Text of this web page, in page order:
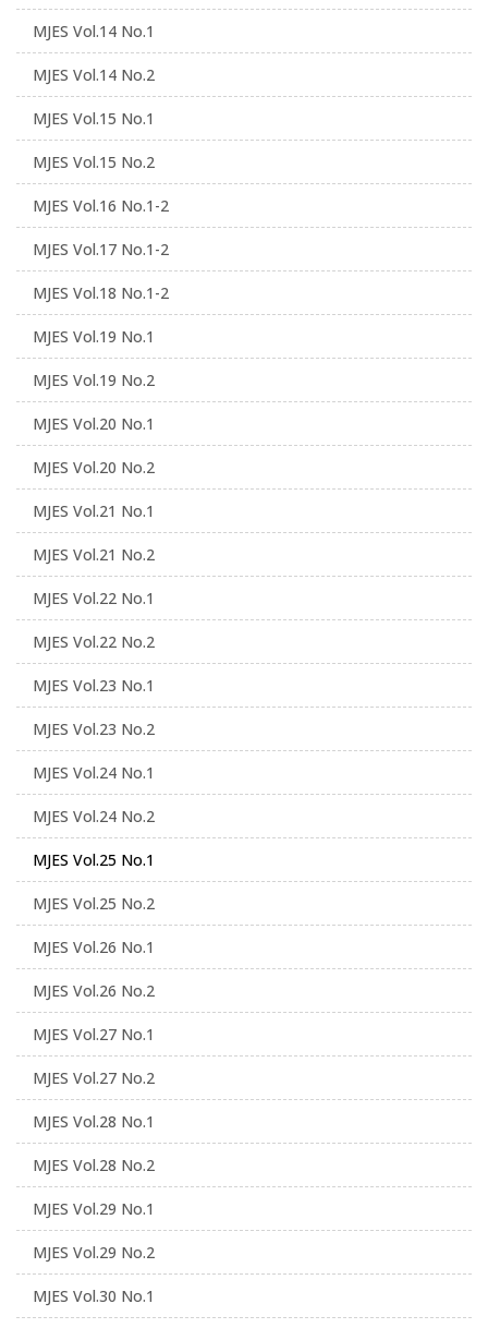
MJES Vol.14 No.1
MJES Vol.14 No.2
MJES Vol.15 No.1
MJES Vol.15 No.2
MJES Vol.16 No.1-2
MJES Vol.17 No.1-2
MJES Vol.18 No.1-2
MJES Vol.19 No.1
MJES Vol.19 No.2
MJES Vol.20 No.1
MJES Vol.20 No.2
MJES Vol.21 No.1
MJES Vol.21 No.2
MJES Vol.22 No.1
MJES Vol.22 No.2
MJES Vol.23 No.1
MJES Vol.23 No.2
MJES Vol.24 No.1
MJES Vol.24 No.2
MJES Vol.25 No.1
MJES Vol.25 No.2
MJES Vol.26 No.1
MJES Vol.26 No.2
MJES Vol.27 No.1
MJES Vol.27 No.2
MJES Vol.28 No.1
MJES Vol.28 No.2
MJES Vol.29 No.1
MJES Vol.29 No.2
MJES Vol.30 No.1